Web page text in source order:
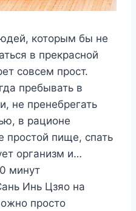
которым бы не
в прекрасной
совсем прост.
пребывать в
не пренебрегать
в рационе
простой пище, спать
организм и…
минут
Инь Цзяо на
просто